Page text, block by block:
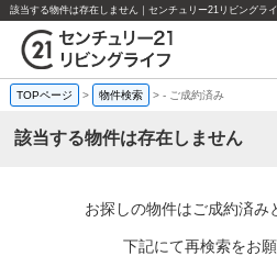
該当する物件は存在しません｜センチュリー21リビングラ
TOPページ > 物件検索 >- ご成約済み
該当する物件は存在しません
お探しの物件はご成約済み
下記にて再検索をお願